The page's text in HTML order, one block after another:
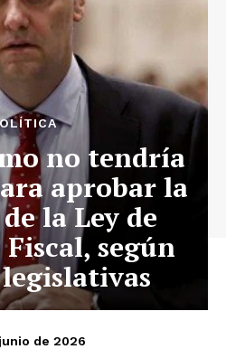
no tendría
aprobar la
la Ley de
según
de 2026